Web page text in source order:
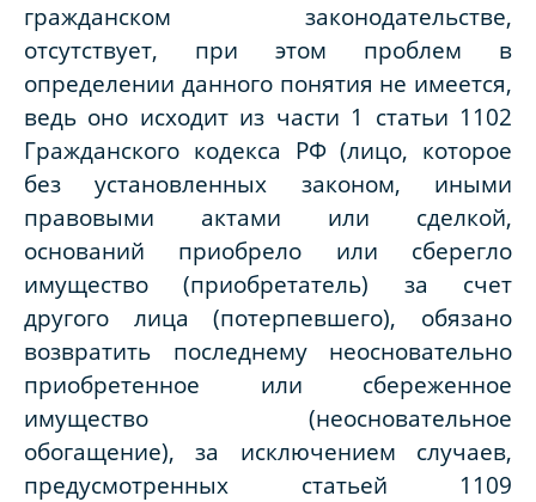
гражданском законодательстве,
отсутствует, при этом проблем в
определении данного понятия не имеется,
ведь оно исходит из части 1 статьи 1102
Гражданского кодекса РФ (лицо, которое
без установленных законом, иными
правовыми актами или сделкой,
оснований приобрело или сберегло
имущество (приобретатель) за счет
другого лица (потерпевшего), обязано
возвратить последнему неосновательно
приобретенное или сбереженное
имущество (неосновательное
обогащение), за исключением случаев,
предусмотренных статьей 1109